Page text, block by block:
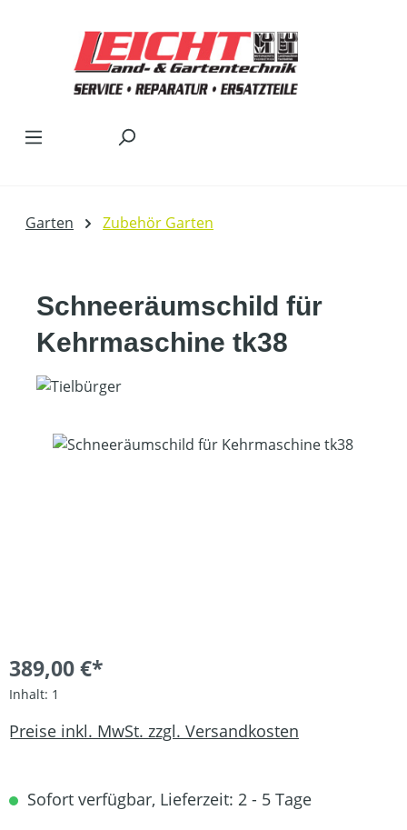
Garten Zubehör Garten
Schneeräumschild für
Kehrmaschine tk38
Bildergalerie überspringen
389,00 €*
Inhalt: 1
Preise inkl. MwSt. zzgl. Versandkosten
Sofort verfügbar, Lieferzeit: 2 - 5 Tage